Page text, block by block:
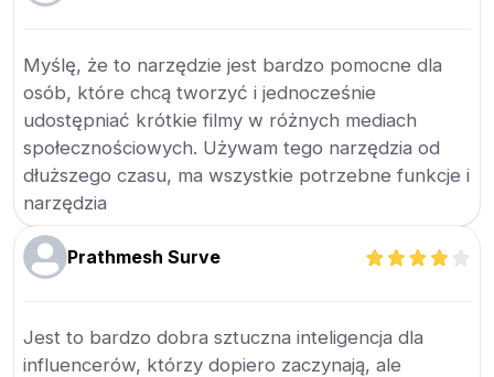
Myślę, że to narzędzie jest bardzo pomocne dla
osób, które chcą tworzyć i jednocześnie
udostępniać krótkie filmy w różnych mediach
społecznościowych. Używam tego narzędzia od
dłuższego czasu, ma wszystkie potrzebne funkcje i
narzędzia
Prathmesh Surve
Jest to bardzo dobra sztuczna inteligencja dla
influencerów, którzy dopiero zaczynają, ale